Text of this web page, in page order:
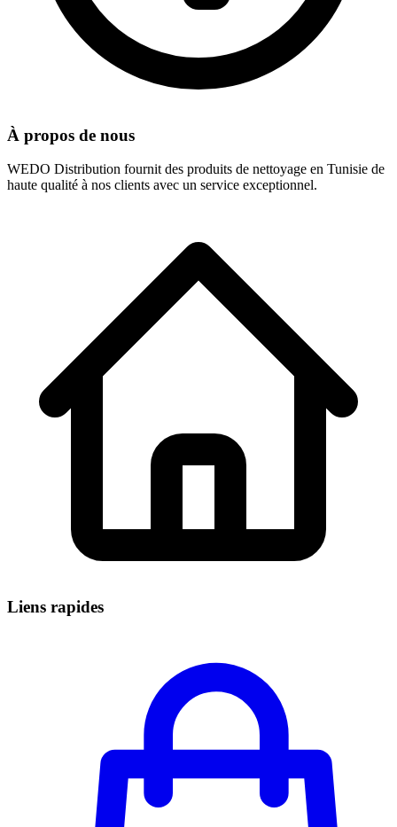
À propos de nous
WEDO Distribution fournit des produits de nettoyage en Tunisie de
haute qualité à nos clients avec un service exceptionnel.
Liens rapides